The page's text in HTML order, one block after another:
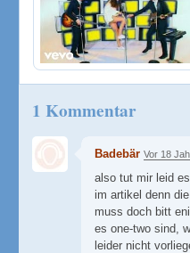
1 Kommentar
Badebär Vor 18
also tut mir leid
im artikel denn
muss doch bitt
es one-two sind,
leider nicht